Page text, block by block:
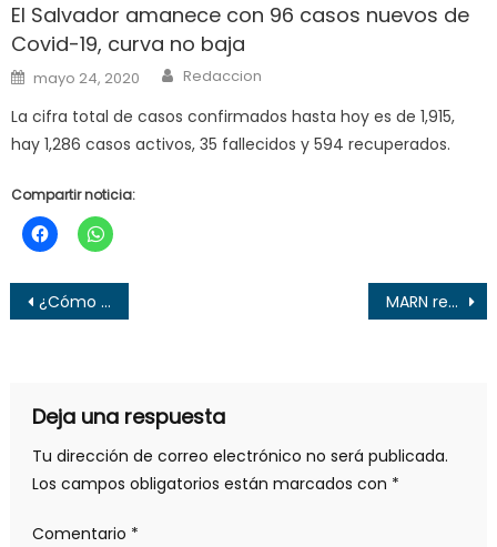
El Salvador amanece con 96 casos nuevos de
Covid-19, curva no baja
Posted
on
mayo 24, 2020 Author
Redaccion
La cifra total de casos confirmados hasta hoy es de 1,915,
hay 1,286 casos activos, 35 fallecidos y 594 recuperados.
Compartir noticia:
Navegación
de
¿Cómo activar la alerta de terremotos en celulares Android en 5 pasos? MARN rescata a cocodrilo tras 16 años de cautiverio en Santa Tecla
Deja una respuesta
Tu dirección de correo electrónico no será publicada.
Los campos obligatorios están marcados con *
Comentario *